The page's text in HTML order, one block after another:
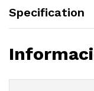
Specification